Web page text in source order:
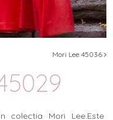
Mori Lee 45036
colectia Mori Lee.Este